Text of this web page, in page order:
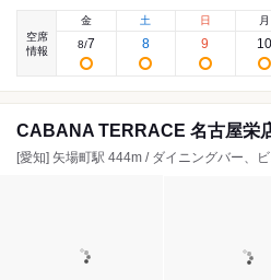
空席
情報
金
8/7
土
8
日
9
月
10
CABANA TERRACE 名古屋栄
[愛知] 矢場町駅 444m / ダイニングバー、